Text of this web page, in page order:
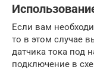
Если вам
то в этом случае
датчика тока под
подключение в